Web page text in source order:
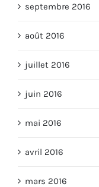
septembre 2016
août 2016
juillet 2016
juin 2016
mai 2016
avril 2016
mars 2016